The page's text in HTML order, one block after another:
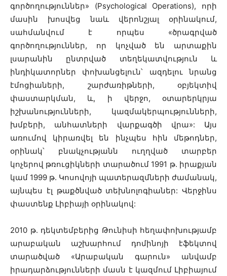
գործողություններ» (Psychological Operations), որի
մասին խոսվեց նաև վերոնշյալ օրինակում,
սահմանվում է որպես «ծրագրված
գործողություններ, որ կոչված են արտաքին
լսարանին ընտրված տեղեկատվություն և
ինդիկատորներ փոխանցելուն՝ ազդելու նրանց
էմոցիաների, շարժառիթների, օբյեկտիվ
փաստարկման, և, ի վերջո, օտարերկրյա
իշխանությունների, կազմակերպությունների,
խմբերի, անհատների վարքագծի վրա»: Այս
առումով կիրառվել են ինչպես հին մեթոդներ,
օրինակ՝ բնակչությանն ուղղված տարբեր
կոչերով թռուցիկների տարածում 1991 թ. իրաքյան
կամ 1999 թ. Կոսովոյի պատերազմների ժամանակ,
այնպես էլ թաքծնված տեխնոլոգիաներ: Վերջինս
փաստենք Լիբիայի օրինակով:
2010 թ. դեկտեմբերից Թունիսի հեղափոխությամբ
արաբական աշխարհում դոմինոյի էֆեկտով
տարածված «Արաբական գարուն» անվամբ
իրադարձությունների մասն է կազմում Լիբիայում